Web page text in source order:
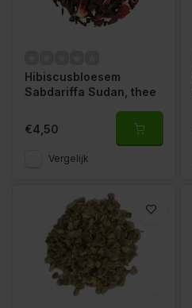
Hibiscusbloesem
Sabdariffa Sudan, thee
€4,50
Vergelijk